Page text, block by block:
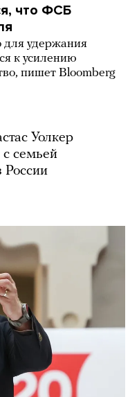
что ФСБ
для удержания
к усилению
пишет Bloomberg
Уолкер
с семьей
России